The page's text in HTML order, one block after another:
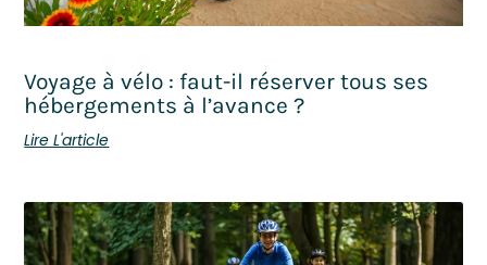
Voyage à vélo : faut-il réserver tous ses
hébergements à l’avance ?
Lire L'article